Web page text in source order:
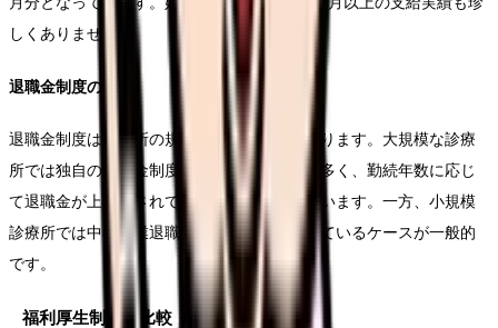
しくありません。
退職金制度の特徴
退職金制度は診療所の規模により大きく異なります。大規模な診療
所では独自の退職金制度を設けていることが多く、勤続年数に応じ
て退職金が上積みされていく仕組みとなっています。一方、小規模
診療所では中小企業退職金共済制度を活用しているケースが一般的
です。
福利厚生制度の比較